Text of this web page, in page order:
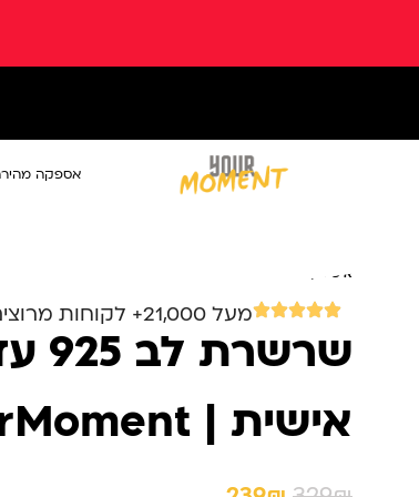
אספקה
אישית | YourMoment
מעל 21,000+ לקוחות מרוצים
אישית | YourMoment